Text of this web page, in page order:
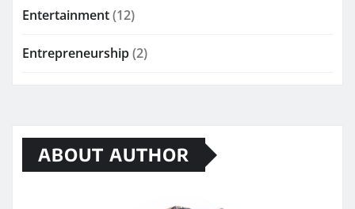
Entertainment(12)
Entrepreneurship(2)
ABOUT AUTHOR